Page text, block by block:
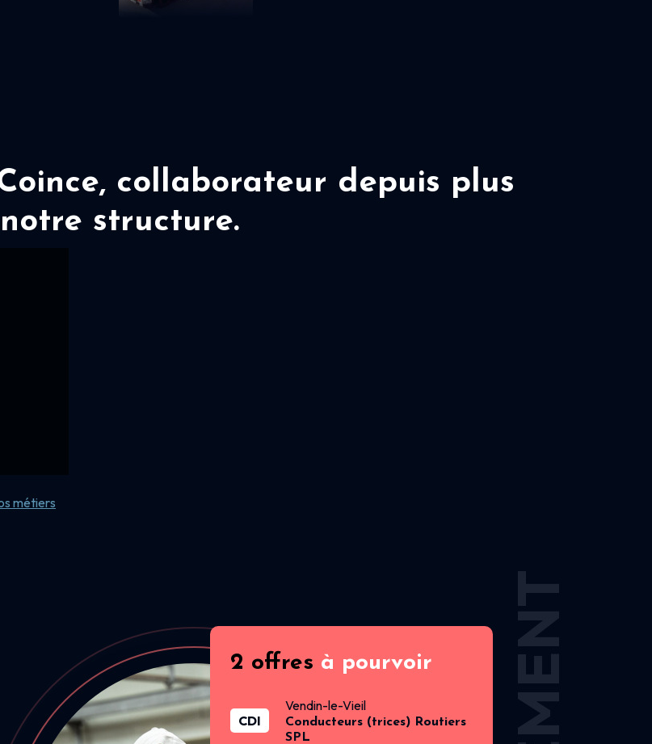
collaborateur depuis plus
structure.
métiers
2 offres à pourvoir
CDI
Vendin-le-Vieil
Conducteurs (trices) Routiers
SPL